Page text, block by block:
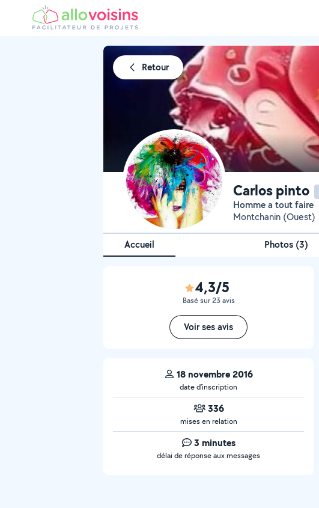
Retour
Carlos pinto
Homme a tout faire
Montchanin (Ouest)
Accueil Photos (3)
4,3/5
Basé sur 23 avis
Voir ses avis
18 novembre 2016
date d’inscription
336
mises en relation
3 minutes
délai de réponse aux messages